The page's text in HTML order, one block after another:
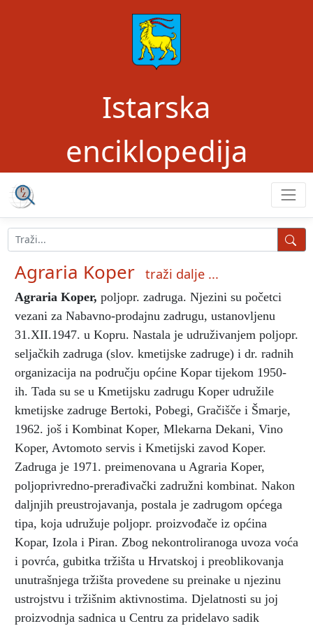
Istarska
enciklopedija
Agraria Koper traži dalje ...
Agraria Koper, poljopr. zadruga. Njezini su početci
vezani za Nabavno-prodajnu zadrugu, ustanovljenu
31.XII.1947. u Kopru. Nastala je udruživanjem poljopr.
seljačkih zadruga (slov. kmetijske zadruge) i dr. radnih
organizacija na području općine Kopar tijekom 1950-
ih. Tada su se u Kmetijsku zadrugu Koper udružile
kmetijske zadruge Bertoki, Pobegi, Gračišče i Šmarje,
1962. još i Kombinat Koper, Mlekarna Dekani, Vino
Koper, Avtomoto servis i Kmetijski zavod Koper.
Zadruga je 1971. preimenovana u Agraria Koper,
poljoprivredno-prerađivački zadružni kombinat. Nakon
daljnjih preustrojavanja, postala je zadrugom općega
tipa, koja udružuje poljopr. proizvođače iz općina
Kopar, Izola i Piran. Zbog nekontroliranoga uvoza voća
i povrća, gubitka tržišta u Hrvatskoj i preoblikovanja
unutrašnjega tržišta provedene su preinake u njezinu
ustrojstvu i tržišnim aktivnostima. Djelatnosti su joj
proizvodnja sadnica u Centru za pridelavo sadik